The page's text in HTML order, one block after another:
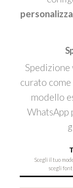
Spedizione
curato come
modello
WhatsApp
Scegli il tuo
scegli